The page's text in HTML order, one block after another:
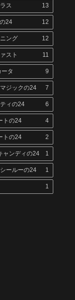
ス 13
24 12
ング 12
スト 11
タ 9
ジックの24 7
ィの24 6
トの24 4
トの24 2
ャンディの24 1
ールーの24 1
1